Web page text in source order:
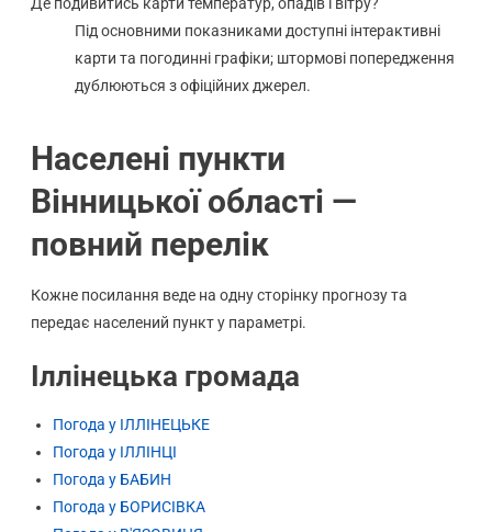
Під основними показниками доступні інтерактивні
карти та погодинні графіки; штормові попередження
дублюються з офіційних джерел.
Населені пункти
Вінницької області —
повний перелік
Кожне посилання веде на одну сторінку прогнозу та
передає населений пункт у параметрі.
Іллінецька громада
Погода у ІЛЛІНЕЦЬКЕ
Погода у ІЛЛІНЦІ
Погода у БАБИН
Погода у БОРИСІВКА